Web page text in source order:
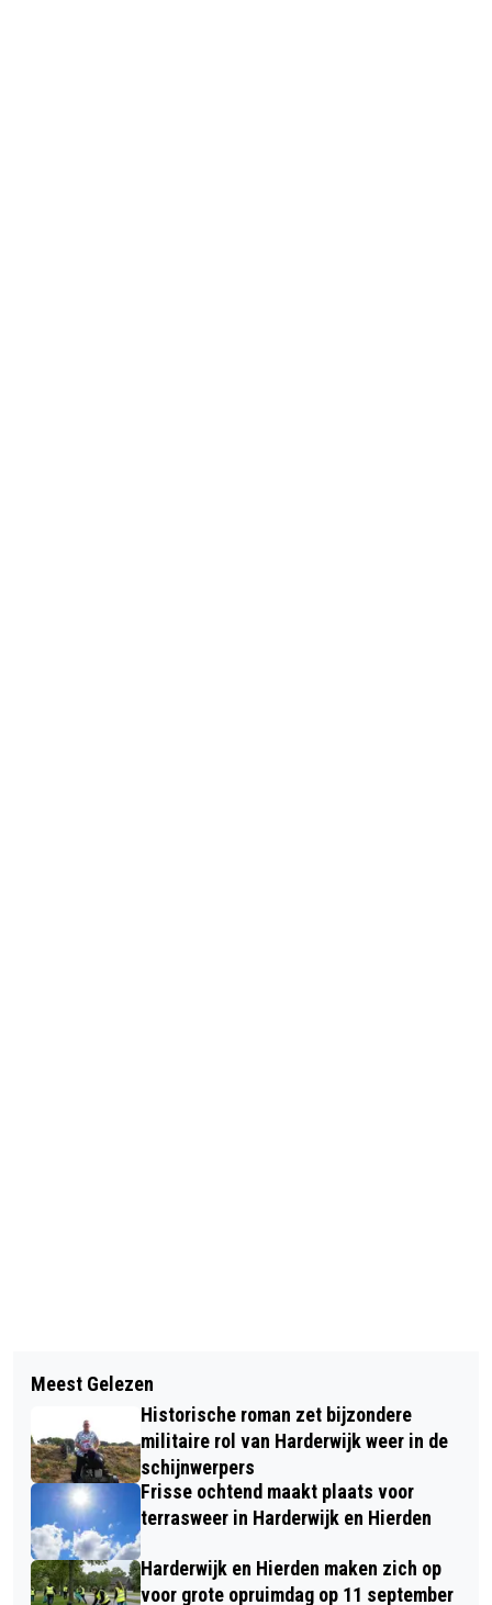
ZONNIGE DINSDAG IN HARDERWIJK
LOOPT OP NAAR BIJNA 30 GRADEN
ONDERNEMERS MOETEN VASTE PLEK
KRIJGEN BIJ ENTREE NAAR DE
VELUWE
Meest Gelezen
Historische roman zet bijzondere
militaire rol van Harderwijk weer in de
schijnwerpers
Frisse ochtend maakt plaats voor
terrasweer in Harderwijk en Hierden
Harderwijk en Hierden maken zich op
voor grote opruimdag op 11 september